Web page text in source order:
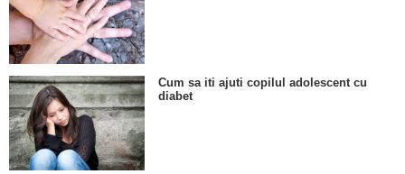
Cum sa iti ajuti copilul adolescent cu
diabet